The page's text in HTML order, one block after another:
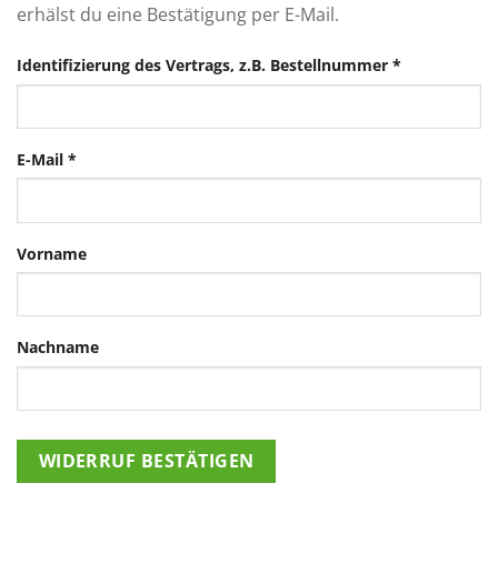
erhälst du eine Bestätigung per E-Mail.
Identifizierung des Vertrags, z.B. Bestellnummer *
E-Mail *
E-
Mail
Vorname
Nachname
WIDERRUF BESTÄTIGEN